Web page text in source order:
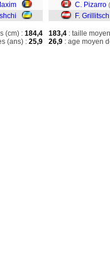
(cm) : 184,4
(ans) : 25,9
C. Pizarro
F. Grillitsch
183,4 : taille
26,9 : age moyen